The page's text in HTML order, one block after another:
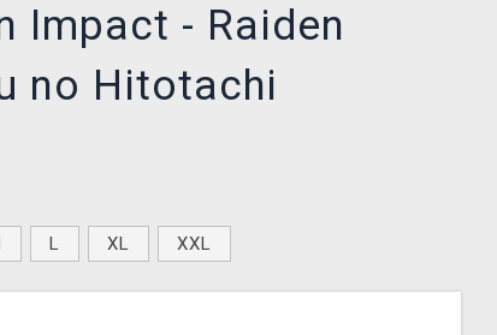
Impact - Raiden
no Hitotachi
L XL XXL